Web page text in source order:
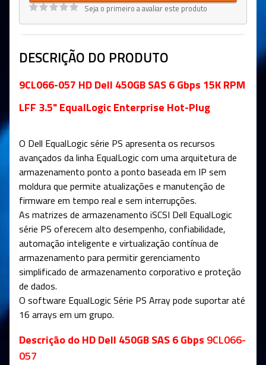
Seja o primeiro a avaliar este produto
DESCRIÇÃO DO PRODUTO
9CL066-057 HD Dell 450GB SAS 6 Gbps 15K RPM
LFF 3.5" EqualLogic Enterprise Hot-Plug
O Dell EqualLogic série PS apresenta os recursos
avançados da linha EqualLogic com uma arquitetura de
armazenamento ponto a ponto baseada em IP sem
moldura que permite atualizações e manutenção de
firmware em tempo real e sem interrupções.
As matrizes de armazenamento iSCSI Dell EqualLogic
série PS oferecem alto desempenho, confiabilidade,
automação inteligente e virtualização contínua de
armazenamento para permitir gerenciamento
simplificado de armazenamento corporativo e proteção
de dados.
O software EqualLogic Série PS Array pode suportar até
16 arrays em um grupo.
Descrição do HD Dell 450GB SAS 6 Gbps 9CL066-
057